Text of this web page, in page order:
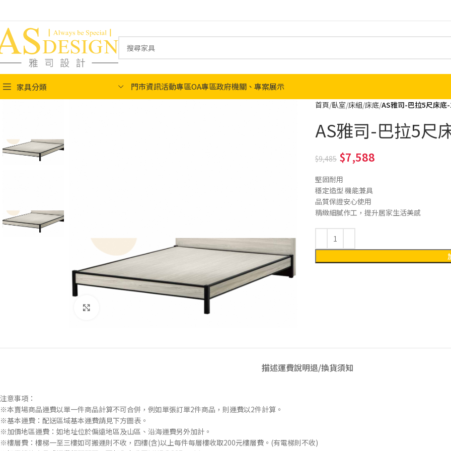
家具分類 門市資訊活動專區OA專區政府機關、專案展示
首頁 臥室 床組 床底 AS雅司-巴拉5尺床
AS雅司-巴拉5尺
9,485 7,588
堅固耐用
穩定造型 機能兼具
品質保證安心使用
精緻細膩作工，提升居家生活美感
描述運費說明退/換貨須知
注意事項：
※本賣場商品運費以單一件商品計算不可合併，例如單張訂單2件商品，則運費以2件計算。
※基本運費：配送區域基本運費請見下方圖表。
※加價地區運費：如地址位於偏遠地區及山區、沿海運費另外加計。
※樓層費：樓梯一至三樓如可搬運則不收，四樓(含)以上每件每層樓收取200元樓層費。(有電梯則不收)